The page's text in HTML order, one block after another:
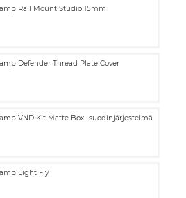
Rail Mount Studio 15mm
Defender Thread Plate Cover
VND Kit Matte Box -suodinjärjestelmä
Light Fly